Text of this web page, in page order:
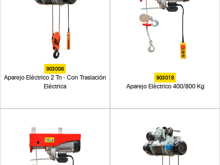
903006
Aparejo Eléctrico 2 Tn - Con Traslación
Eléctrica
903018
Aparejo Eléctrico 400/800 Kg